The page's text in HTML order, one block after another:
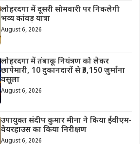
लोहरदगा में दूसरी सोमवारी पर निकलेगी
भव्य कांवड़ यात्रा
August 6, 2026
लोहरदगा में तंबाकू नियंत्रण को लेकर
छापेमारी, 10 दुकानदारों से ₹3,150 जुर्माना
वसूला
August 6, 2026
उपायुक्त संदीप कुमार मीना ने किया ईवीएम-
वेयरहाउस का किया निरीक्षण
August 6, 2026